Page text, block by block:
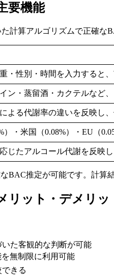
要機能
計算アルゴリズムで正確な
・性別・時間を入力すると
ン・蒸留酒・カクテルなど
よる代謝率の違いを反映し
）・米国（0.08%）・EU（
じたアルコール代謝を反映
BAC推定が可能です。計算
リット・デメリッ
た客観的な判断が可能
無制限に利用可能
きる